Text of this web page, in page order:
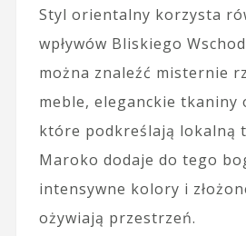
Styl orientalny korzysta
wpływów Bliskiego
można znaleźć misternie
meble, eleganckie tkaniny
które podkreślają lokalną
Maroko dodaje do tego
intensywne kolory i
ożywiają przestrzeń.